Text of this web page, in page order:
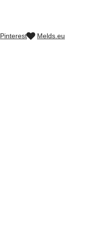
Pinterest
Melds.eu